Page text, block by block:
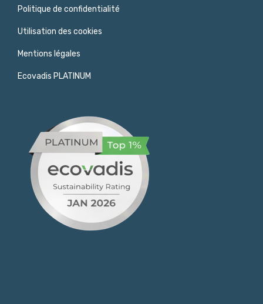
Politique de confidentialité
Utilisation des cookies
Mentions légales
Ecovadis PLATINUM